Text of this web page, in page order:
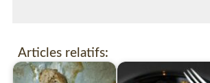
Articles relatifs: